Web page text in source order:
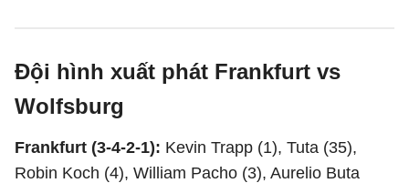
Đội hình xuất phát Frankfurt vs
Wolfsburg
Frankfurt (3-4-2-1): Kevin Trapp (1), Tuta (35),
Robin Koch (4), William Pacho (3), Aurelio Buta